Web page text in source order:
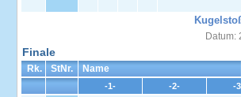
Datum:
Finale
Rk. StNr. Name
-1- -2- -